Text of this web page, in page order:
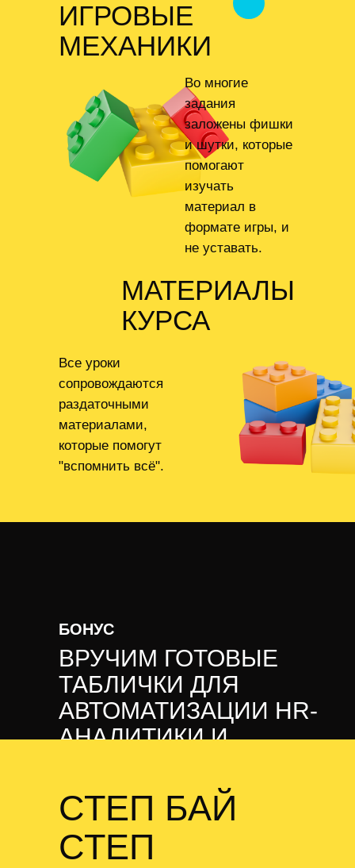
Во многие
задания
заложены фишки
и шутки, которые
помогают
изучать
материал в
формате игры, и
не уставать.
ИГРОВЫЕ
МЕХАНИКИ
МАТЕРИАЛЫ
КУРСА
Все уроки
сопровождаются
раздаточными
материалами,
которые помогут
"вспомнить всё".
БОНУС
ВРУЧИМ ГОТОВЫЕ
ТАБЛИЧКИ ДЛЯ
АВТОМАТИЗАЦИИ HR-
АНАЛИТИКИ И
СТЕП БАЙ
СТЕП